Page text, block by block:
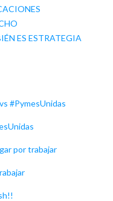
ES ESTRATEGIA
#PymesUnidas
por trabajar